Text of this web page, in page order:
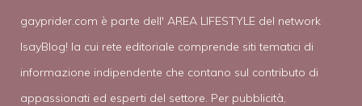
gayprider.com è parte dell' AREA LIFESTYLE del network
IsayBlog! la cui rete editoriale comprende siti tematici di
informazione indipendente che contano sul contributo di
appassionati ed esperti del settore. Per pubblicità,